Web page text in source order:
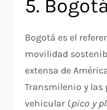
5. Bogotá
Bogotá es el
movilidad
extensa de
Transmilenio y
vehicular (pico y